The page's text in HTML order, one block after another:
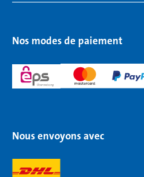
Nos modes de paiement
Nous envoyons avec